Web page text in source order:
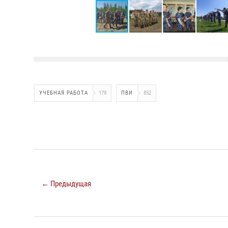
УЧЕБНАЯ РАБОТА 179 ПВИ 852
← Предыдущая